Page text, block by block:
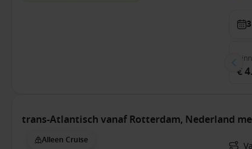
€
trans-Atlantisch vanaf Rotterdam, Nederland
Alleen Cruise